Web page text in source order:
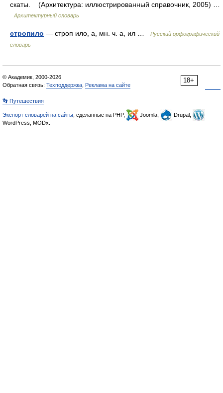
скаты. (Архитектура: иллюстрированный справочник, 2005) …
Архитектурный словарь
стропило — строп ило, а, мн. ч. а, ил …
Русский орфографический
словарь
18+
© Академик, 2000-2026
Обратная связь: Техподдержка Реклама на сайте
👣 Путешествия
Экспорт словарей на сайты , сделанные на PHP, Joomla,
Drupal,
WordPress, MODx.